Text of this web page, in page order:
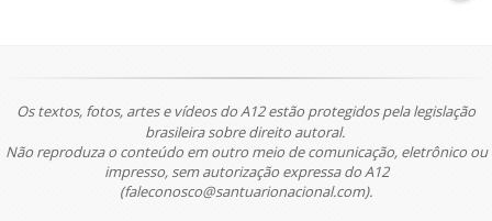
Os textos, fotos, artes e vídeos do A12 estão protegidos pela legislação
brasileira sobre direito autoral.
Não reproduza o conteúdo em outro meio de comunicação, eletrônico ou
impresso, sem autorização expressa do A12
(faleconosco@santuarionacional.com).